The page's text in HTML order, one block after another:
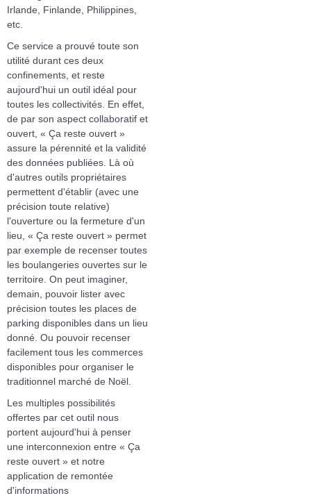
Irlande, Finlande, Philippines,
etc.
Ce service a prouvé toute son
utilité durant ces deux
confinements, et reste
aujourd'hui un outil idéal pour
toutes les collectivités. En effet,
de par son aspect collaboratif et
ouvert, « Ça reste ouvert »
assure la pérennité et la validité
des données publiées. Là où
d'autres outils propriétaires
permettent d'établir (avec une
précision toute relative)
l'ouverture ou la fermeture d'un
lieu, « Ça reste ouvert » permet
par exemple de recenser toutes
les boulangeries ouvertes sur le
territoire. On peut imaginer,
demain, pouvoir lister avec
précision toutes les places de
parking disponibles dans un lieu
donné. Ou pouvoir recenser
facilement tous les commerces
disponibles pour organiser le
traditionnel marché de Noël.
Les multiples possibilités
offertes par cet outil nous
portent aujourd'hui à penser
une interconnexion entre « Ça
reste ouvert » et notre
application de remontée
d'informations